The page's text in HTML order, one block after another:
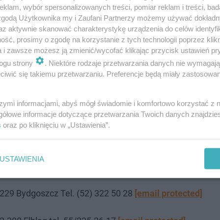
190 Warszawa Tel. (22) 516 4700[email protected]
75 34-300 Żywiec Tel. 664 718 381
82-300 Elbląg tel. (55) 235-26-17 [email protected]
Bydgoszcz Tel. (52) 322 50 28 [email protected]
wybór spersonalizowanych treści, pomiar reklam i treści,
Użytkownika my i Zaufani Partnerzy możemy używać
aktywnie skanować charakterystykę urządzenia do celów
prosimy o zgodę na korzystanie z tych technologii poprzez
i zawsze możesz ją zmienić/wycofać klikając przycisk ustawień
strony
. Niektóre rodzaje przetwarzania danych nie
się takiemu przetwarzaniu. Preferencje będą miały
informacjami, abyś mógł świadomie i komfortowo korzystać z
informacje dotyczące przetwarzania Twoich danych
oraz po kliknięciu w „Ustawienia”.
USTAWIENIA